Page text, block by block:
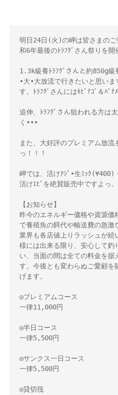
明日24日(火)の岬は皆さまの
和6年最後のﾄﾗﾌｸﾞさん祭りを
1.3k級養ﾄﾗﾌｸﾞさんと約850g級
•大•大放流で行きたいと思い
す。ﾄﾗﾌｸﾞさんにはｷﾋﾞﾅｺﾞ＆ﾊﾞﾅ
追伸、ﾄﾗﾌｸﾞさん狙われる方は
く•••
また、大好評のプレミアム放流
っ！！！
岬では、活けｱｼﾞ•生ﾐｯｸ(¥400)
活けｴﾋﾞを絶賛販売中ですよっ。
【お知らせ】
昨今のエネルギー価格や資源価
で養殖魚の餌代や輸送費の急激
業界も各店値上りラッシュが続
様には出来る限り、安心して釣
い、当面の間は全ての料金を据
す。今後とも変わらぬご愛顧を
げます。
◎プレミアムコース
一律11,000円
◎半日コース
一律5,500円
◎サンクス一日コース
一律5,500円
◎貸切筏